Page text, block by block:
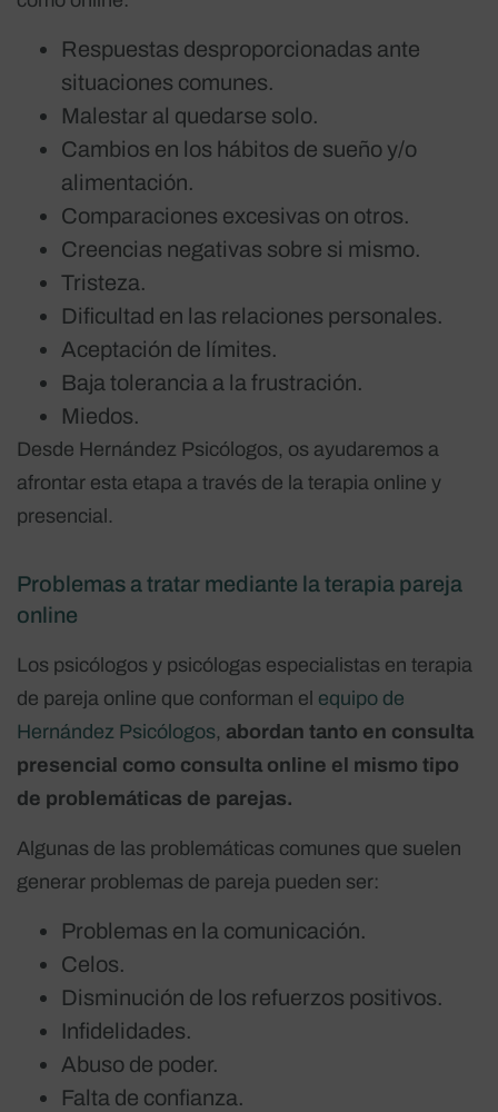
Respuestas desproporcionadas ante
situaciones comunes.
Malestar al quedarse solo.
Cambios en los hábitos de sueño y/o
alimentación.
Comparaciones excesivas on otros.
Creencias negativas sobre si mismo.
Tristeza.
Dificultad en las relaciones personales.
Aceptación de límites.
Baja tolerancia a la frustración.
Miedos.
Desde Hernández Psicólogos, os ayudaremos a
afrontar esta etapa a través de la terapia online y
presencial.
Problemas a tratar mediante la terapia pareja
online
Los psicólogos y psicólogas especialistas en terapia
de pareja online que conforman el equipo de
Hernández Psicólogos, abordan tanto en consulta
presencial como consulta online el mismo tipo
de problemáticas de parejas.
Algunas de las problemáticas comunes que suelen
generar problemas de pareja pueden ser:
Problemas en la comunicación.
Celos.
Disminución de los refuerzos positivos.
Infidelidades.
Abuso de poder.
Falta de confianza.